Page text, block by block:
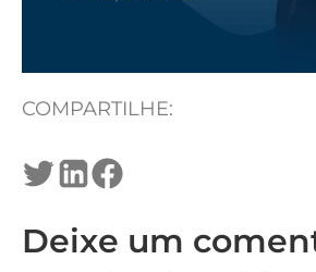
COMPARTILHE:
Deixe um